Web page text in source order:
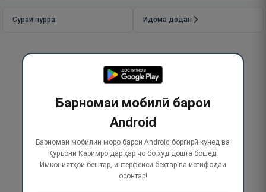
Сураи пурра Идома додан
Барномаи мобилӣ барои
Android
Барномаи мобилии моро барои Android боргирӣ кунед ва
Қуръони Каримро дар ҳар ҷо бо худ дошта бошед.
Имкониятҳои бештар, интерфейси беҳтар ва истифодаи
осонтар!